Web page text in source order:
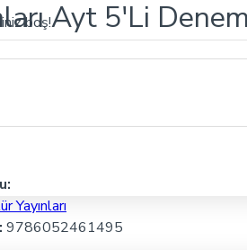
boş! Ayt 5'Li
Yayınları
9786052461495